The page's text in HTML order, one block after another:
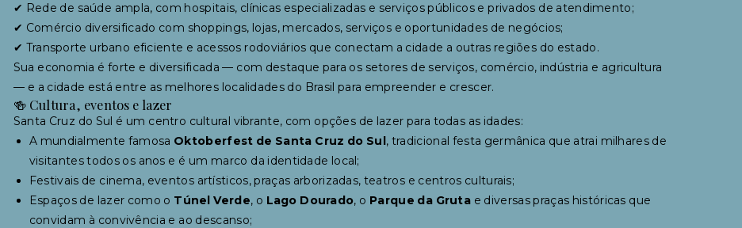
✔ Rede de saúde ampla, com hospitais, clínicas especializadas e serviços públicos e privados de atendimento;
✔ Comércio diversificado com shoppings, lojas, mercados, serviços e oportunidades de negócios;
✔ Transporte urbano eficiente e acessos rodoviários que conectam a cidade a outras regiões do estado.
Sua economia é forte e diversificada — com destaque para os setores de serviços, comércio, indústria e agricultura
— e a cidade está entre as melhores localidades do Brasil para empreender e crescer.
🍻 Cultura, eventos e lazer
Santa Cruz do Sul é um centro cultural vibrante, com opções de lazer para todas as idades:
A mundialmente famosa Oktoberfest de Santa Cruz do Sul, tradicional festa germânica que atrai milhares de
visitantes todos os anos e é um marco da identidade local;
Festivais de cinema, eventos artísticos, praças arborizadas, teatros e centros culturais;
Espaços de lazer como o Túnel Verde, o Lago Dourado, o Parque da Gruta e diversas praças históricas que
convidam à convivência e ao descanso;